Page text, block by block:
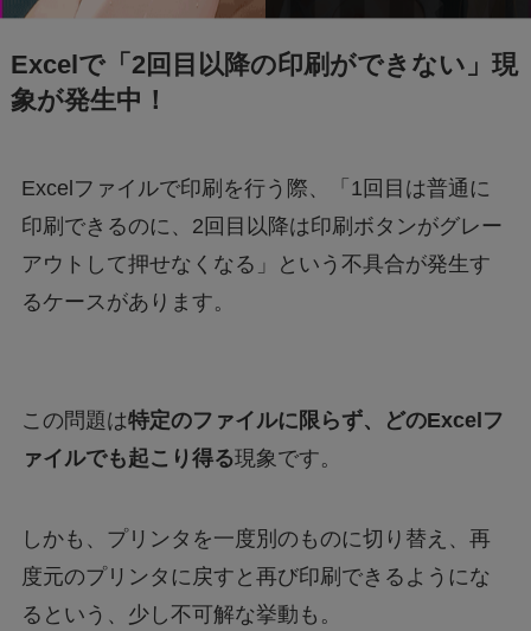
ドラえもんの重複掲載問題って何？コロコロコ
Geminiでエラー1076になる！理由はなぜ？対
処法は？
リボーン最終回の意味はどういうこと？ラスト
シーンを調査
ジェームズ・ウェストンが京都で死亡？死因は
なぜ？
Excelで「2回目以降の印刷ができない」現
象が発生中！
Excelファイルで印刷を行う際、「1回目は普通に
印刷できるのに、2回目以降は印刷ボタンがグレー
アウトして押せなくなる」という不具合が発生す
るケースがあります。
この問題は特定のファイルに限らず、どのExcelフ
ァイルでも起こり得る現象です。
しかも、プリンタを一度別のものに切り替え、再
度元のプリンタに戻すと再び印刷できるようにな
るという、少し不可解な挙動も。